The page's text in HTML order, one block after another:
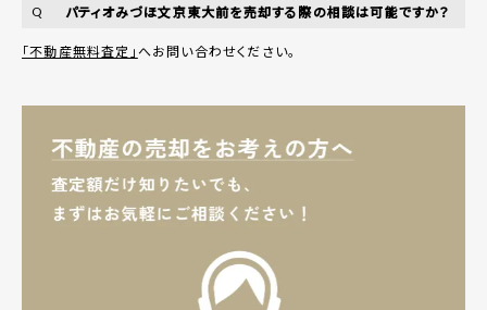
Q パティオみづほ文京東大前を売却する際の相談は可能ですか？
「不動産無料査定」へお問い合わせください。